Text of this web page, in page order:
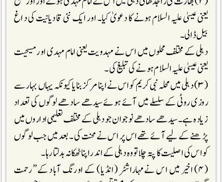
یعنی عیسیٰ علیہ السلام ہونے کا دعویٰ کیا۔ اور ایک نئی قادیانیت کی داغ
بیل ڈالی۔
دہلی کے مختلف محلوں میں اس نے مہدویت یعنی امام مہدی اور مسیحیت
یعنی عیسیٰ علیہ السلام ہونے کی تبلیغ کی۔
(۳) دہلی میں محلہ نبی کریم کو اس نے اپنا مرکز بنایا کیونکہ یہاں بہار سے
روزی روٹی کے سلسلے میں آئے ہوئے سیدھے سادھے لوگوں کی تعداد
زیادہ ہے۔ سیدھے سادھے نوجوان جو دہلی کے مختلف تعلیمی اداروں میں
پڑھنے کے لیے آئے تھے اس پر اس نے محنت کی۔ بعد میں جب لوگوں
کو اس کی اصلیت کا پتہ چلا تو وہ دہلی کے اندر اپنا ٹھکانہ بدلتا رہا۔
(۴) اخیر میں اس نے مہاراشٹر (انڈیا) کے اورنگ آباد کے’’رحمت